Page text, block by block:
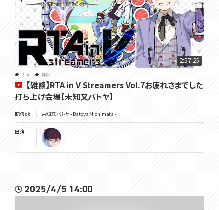
2:57:25
RTA 雑談
【雑談】RTA in V Streamers Vol.7お疲れさまでした
打ち上げ会場【未知又バトヤ】
配信ch 未知又バトヤ - Batoya Michimata -
出演
2025/4/5 14:00